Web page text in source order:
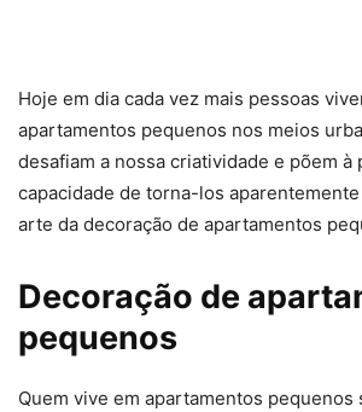
Hoje em dia cada vez mais pessoas
apartamentos pequenos nos meios
desafiam a nossa criatividade e põem à
capacidade de torna-los
arte da decoração de apartamentos
Decoração de
pequenos
Quem vive em apartamentos pequenos